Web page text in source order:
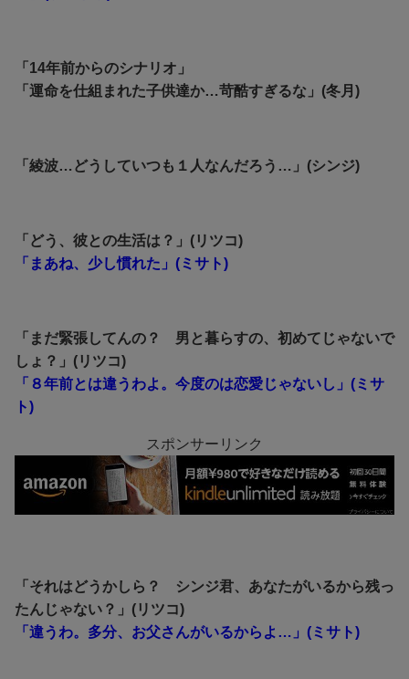
「14年前からのシナリオ」
「運命を仕組まれた子供達か…苛酷すぎるな」(冬月)
「綾波…どうしていつも１人なんだろう…」(シンジ)
「どう、彼との生活は？」(リツコ)
「まあね、少し慣れた」(ミサト)
「まだ緊張してんの？ 男と暮らすの、初めてじゃないで
しょ？」(リツコ)
「８年前とは違うわよ。今度のは恋愛じゃないし」(ミサ
ト)
スポンサーリンク
「それはどうかしら？ シンジ君、あなたがいるから残っ
たんじゃない？」(リツコ)
「違うわ。多分、お父さんがいるからよ…」(ミサト)